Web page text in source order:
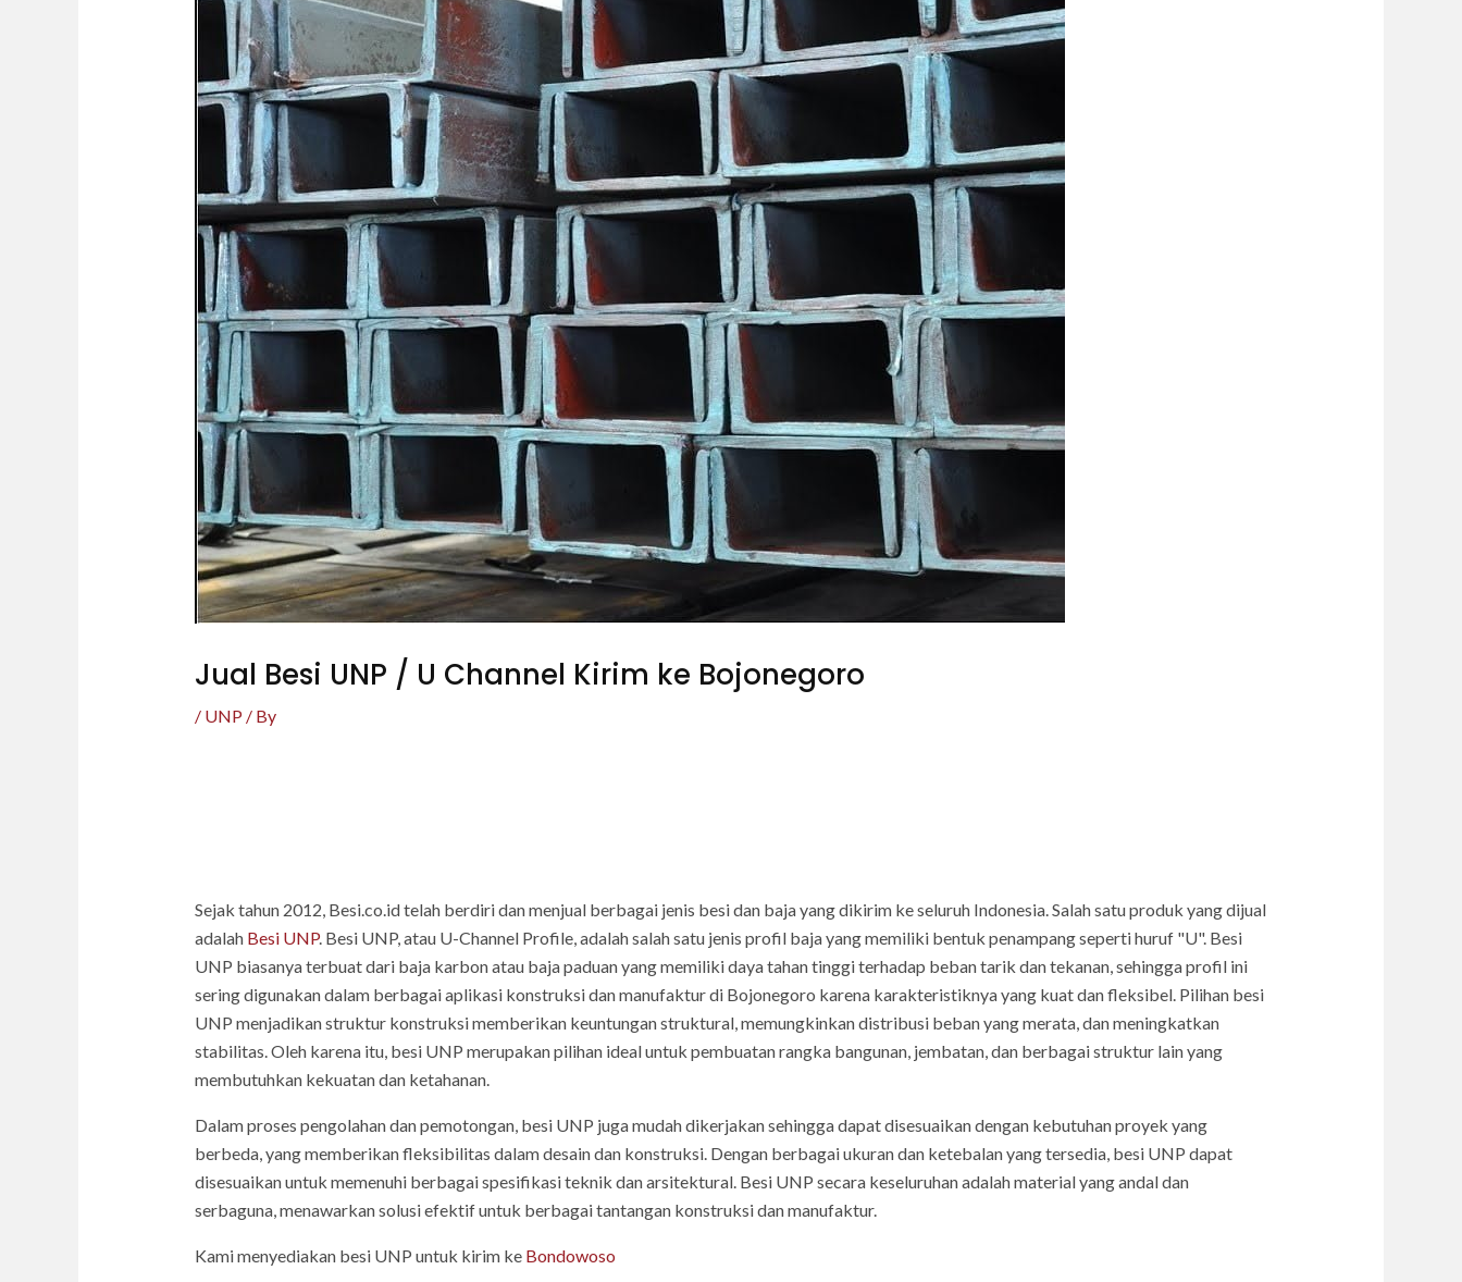
Jual Besi UNP / U Channel Kirim ke Bojonegoro
/ UNP / By
Sejak tahun 2012, Besi.co.id telah berdiri dan menjual berbagai jenis besi dan baja yang dikirim ke seluruh Indonesia. Salah satu produk yang dijual
adalah Besi UNP. Besi UNP, atau U-Channel Profile, adalah salah satu jenis profil baja yang memiliki bentuk penampang seperti huruf "U". Besi
UNP biasanya terbuat dari baja karbon atau baja paduan yang memiliki daya tahan tinggi terhadap beban tarik dan tekanan, sehingga profil ini
sering digunakan dalam berbagai aplikasi konstruksi dan manufaktur di Bojonegoro karena karakteristiknya yang kuat dan fleksibel. Pilihan besi
UNP menjadikan struktur konstruksi memberikan keuntungan struktural, memungkinkan distribusi beban yang merata, dan meningkatkan
stabilitas. Oleh karena itu, besi UNP merupakan pilihan ideal untuk pembuatan rangka bangunan, jembatan, dan berbagai struktur lain yang
membutuhkan kekuatan dan ketahanan.
Dalam proses pengolahan dan pemotongan, besi UNP juga mudah dikerjakan sehingga dapat disesuaikan dengan kebutuhan proyek yang
berbeda, yang memberikan fleksibilitas dalam desain dan konstruksi. Dengan berbagai ukuran dan ketebalan yang tersedia, besi UNP dapat
disesuaikan untuk memenuhi berbagai spesifikasi teknik dan arsitektural. Besi UNP secara keseluruhan adalah material yang andal dan
serbaguna, menawarkan solusi efektif untuk berbagai tantangan konstruksi dan manufaktur.
Kami menyediakan besi UNP untuk kirim ke Bondowoso